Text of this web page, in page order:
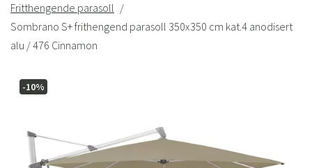
Fritthengende parasoll
Sombrano S+ frithengend parasoll 350x350 cm kat.4 anodisert
alu / 476 Cinnamon
-10%